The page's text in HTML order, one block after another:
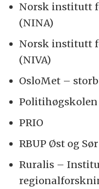
Norsk institutt
(NINA)
Norsk institutt
(NIVA)
OsloMet –
Politihøgskolen
PRIO
RBUP Øst og Sør
Ruralis –